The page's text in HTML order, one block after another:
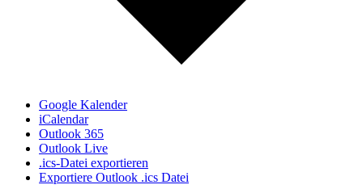
Google Kalender
iCalendar
Outlook 365
Outlook Live
.ics-Datei exportieren
Exportiere Outlook .ics Datei